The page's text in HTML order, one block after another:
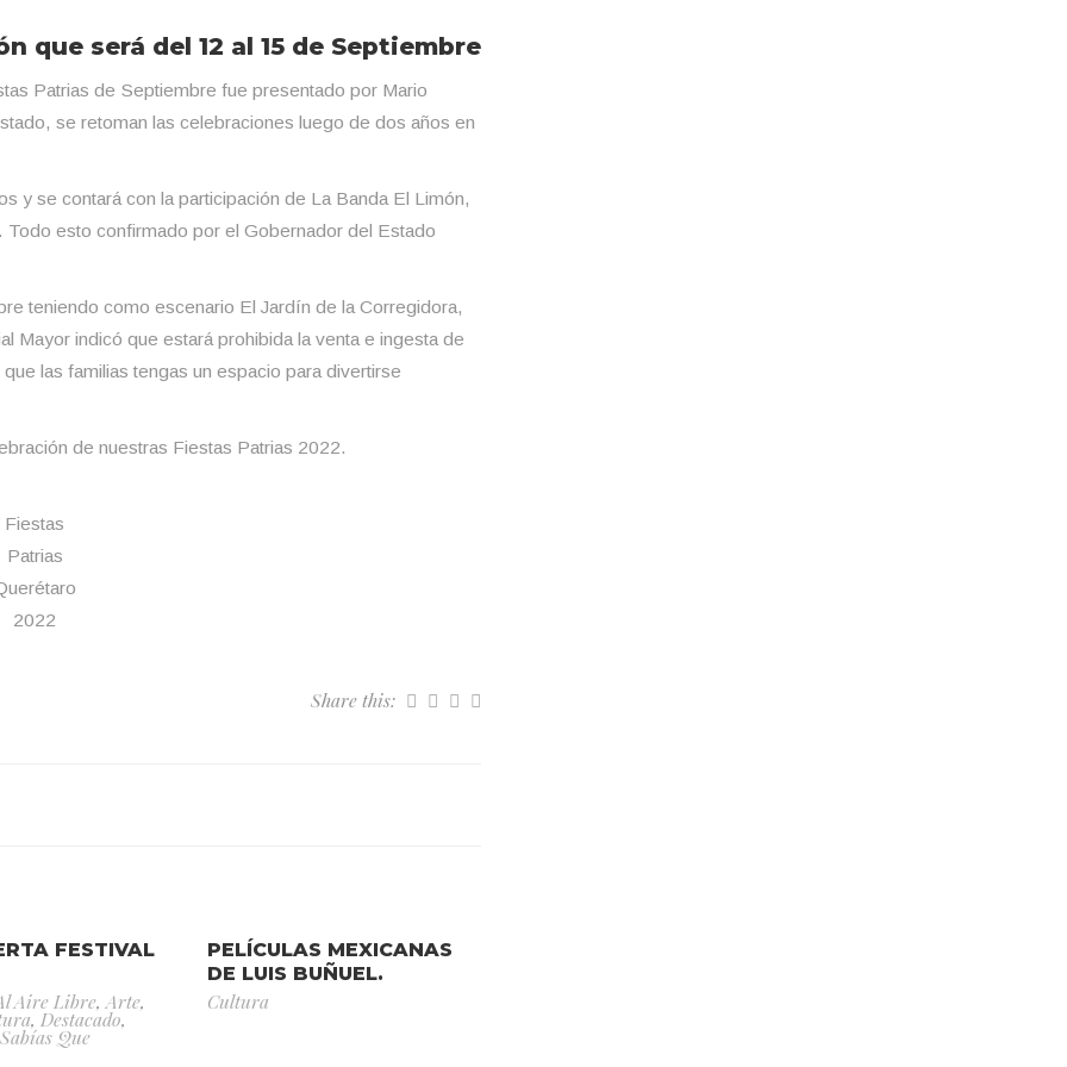
que será del 12 al 15 de Septiembre
Patrias de Septiembre fue presentado por Mario
se retoman las celebraciones luego de dos años en
y se contará con la participación de La Banda El Limón,
esto confirmado por el Gobernador del Estado
teniendo como escenario El Jardín de la Corregidora,
Mayor indicó que estará prohibida la venta e ingesta de
las familias tengas un espacio para divertirse
de nuestras Fiestas Patrias 2022.
Fiestas
Patrias
2022
Share this:
FESTIVAL
Aire Libre, Arte,
, Destacado,
Sabías Que
PELÍCULAS MEXICANAS
DE LUIS BUÑUEL.
Cultura